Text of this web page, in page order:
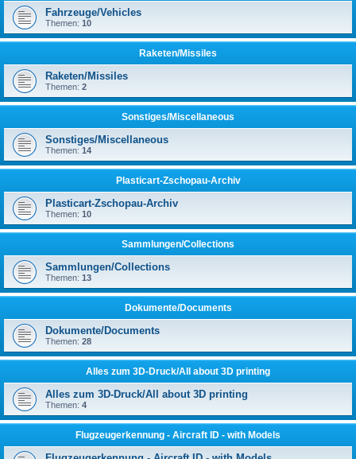
Fahrzeuge/Vehicles
Themen: 10
Raketen/Missiles
Raketen/Missiles
Themen: 2
Sonstiges/Miscellaneous
Sonstiges/Miscellaneous
Themen: 14
Plasticart-Zschopau-Archiv
Plasticart-Zschopau-Archiv
Themen: 10
Sammlungen/Collections
Sammlungen/Collections
Themen: 13
Dokumente/Documents
Dokumente/Documents
Themen: 28
Alles zum 3D-Druck/All about 3D printing
Alles zum 3D-Druck/All about 3D printing
Themen: 4
Flugzeugerkennung - Aircraft ID - with Models